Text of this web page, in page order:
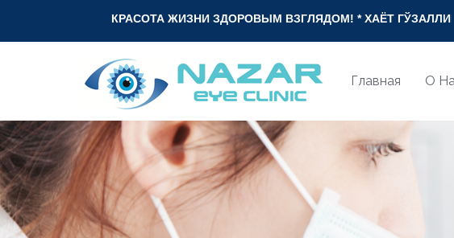
КРАСОТА ЖИЗНИ ЗДОРОВЫМ ВЗГЛЯДОМ! * ХАЁТ ГЎЗАЛЛИГИ СОҒЛОМ
Главная О